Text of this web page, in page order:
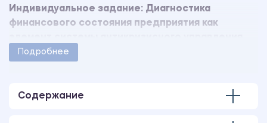
Индивидуальное задание: Диагностика
финансового состояния предприятия как
Работа защищена на оценку «5» без доработок.
методическими указаниями учебного заведения.
Подробнее
Содержание